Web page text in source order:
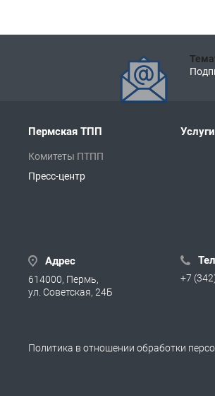
Пермская ТПП
Комитеты ПТПП
Пресс-центр
Услуги
Адрес
614000, Пермь,
ул. Советская, 24Б
+7
Политика в отношении обработки